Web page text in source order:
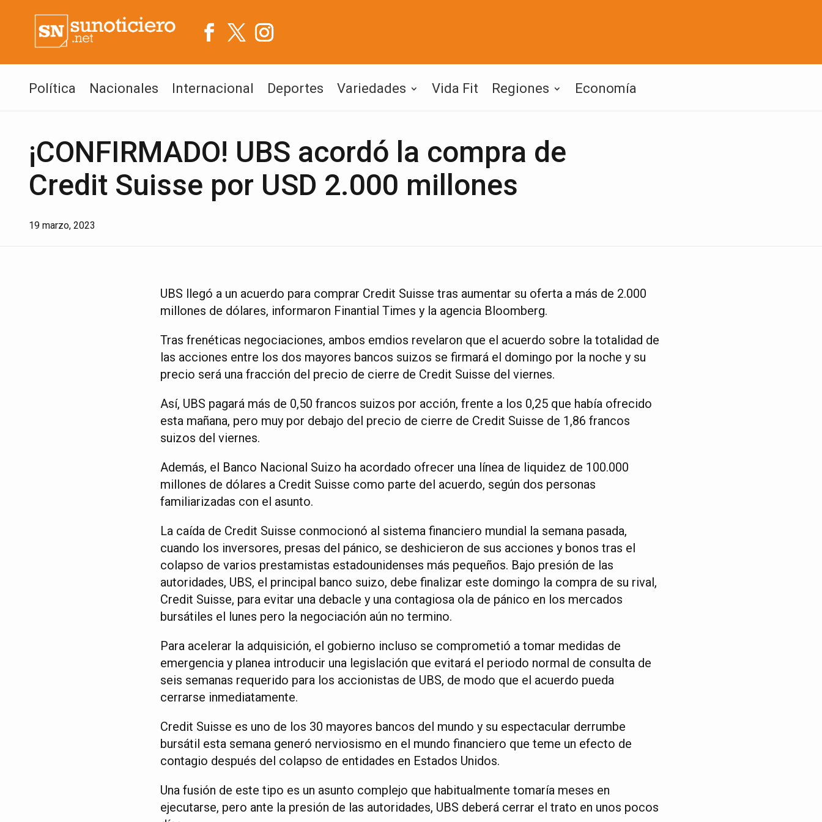
Política Nacionales Internacional Deportes Variedades Vida Fit Regiones Economía
¡CONFIRMADO! UBS acordó la compra de
Credit Suisse por USD 2.000 millones
19 marzo, 2023
UBS llegó a un acuerdo para comprar Credit Suisse tras aumentar su oferta a más de 2.000
millones de dólares, informaron Finantial Times y la agencia Bloomberg.
Tras frenéticas negociaciones, ambos emdios revelaron que el acuerdo sobre la totalidad de
las acciones entre los dos mayores bancos suizos se firmará el domingo por la noche y su
precio será una fracción del precio de cierre de Credit Suisse del viernes.
Así, UBS pagará más de 0,50 francos suizos por acción, frente a los 0,25 que había ofrecido
esta mañana, pero muy por debajo del precio de cierre de Credit Suisse de 1,86 francos
suizos del viernes.
Además, el Banco Nacional Suizo ha acordado ofrecer una línea de liquidez de 100.000
millones de dólares a Credit Suisse como parte del acuerdo, según dos personas
familiarizadas con el asunto.
La caída de Credit Suisse conmocionó al sistema financiero mundial la semana pasada,
cuando los inversores, presas del pánico, se deshicieron de sus acciones y bonos tras el
colapso de varios prestamistas estadounidenses más pequeños. Bajo presión de las
autoridades, UBS, el principal banco suizo, debe finalizar este domingo la compra de su rival,
Credit Suisse, para evitar una debacle y una contagiosa ola de pánico en los mercados
bursátiles el lunes pero la negociación aún no termino.
Para acelerar la adquisición, el gobierno incluso se comprometió a tomar medidas de
emergencia y planea introducir una legislación que evitará el periodo normal de consulta de
seis semanas requerido para los accionistas de UBS, de modo que el acuerdo pueda
cerrarse inmediatamente.
Credit Suisse es uno de los 30 mayores bancos del mundo y su espectacular derrumbe
bursátil esta semana generó nerviosismo en el mundo financiero que teme un efecto de
contagio después del colapso de entidades en Estados Unidos.
Una fusión de este tipo es un asunto complejo que habitualmente tomaría meses en
ejecutarse, pero ante la presión de las autoridades, UBS deberá cerrar el trato en unos pocos